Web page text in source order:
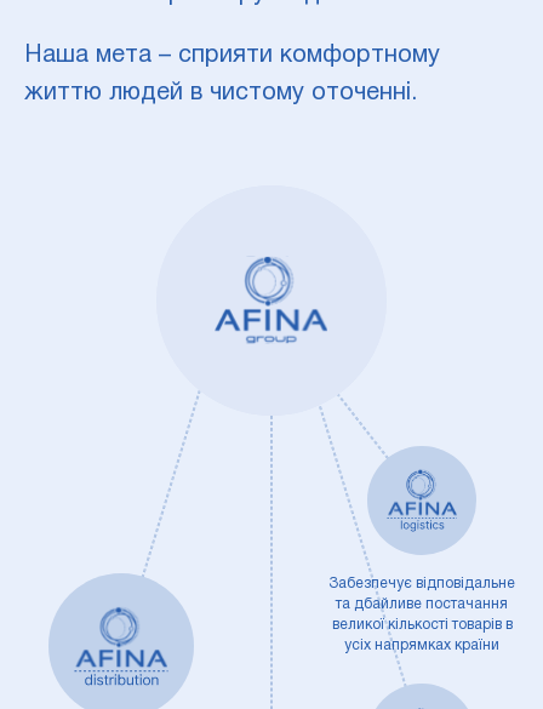
Наша мета – сприяти комфортному
життю людей в чистому оточенні.
Забезпечує відповідальне
та дбайливе постачання
великої кількості товарів в
усіх напрямках країни